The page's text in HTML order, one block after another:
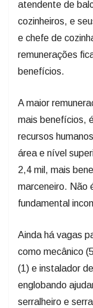
atendente de
cozinheiros, e
e chefe de
remunerações
benefícios.
A maior
mais benefícios,
recursos
área e nível
2,4 mil, mais
marceneiro. Não
fundamental
Ainda há vagas
como mecânico
(1) e instalador
englobando
serralheiro e